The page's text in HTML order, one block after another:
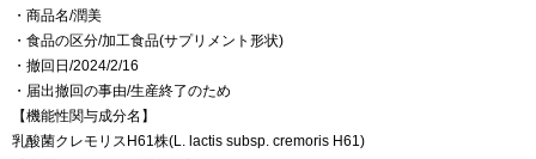
・商品名/潤美
・食品の区分/加工食品(サプリメント形状)
・撤回日/2024/2/16
・届出撤回の事由/生産終了のため
【機能性関与成分名】
乳酸菌クレモリスH61株(L. lactis subsp. cremoris H61)